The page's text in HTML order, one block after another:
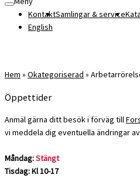
KontaktSamlingar & service
English
Hem » Okategoriserad »
Öppettider
Anmäl gärna ditt besök i förväg till
vi meddela dig eventuella ändringar
Måndag:Stängt
Tisdag: Kl 10-17